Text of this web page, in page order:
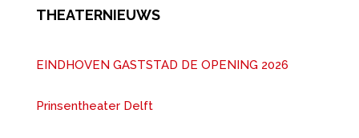
THEATERNIEUWS
EINDHOVEN GASTSTAD DE OPENING 2026
Prinsentheater Delft